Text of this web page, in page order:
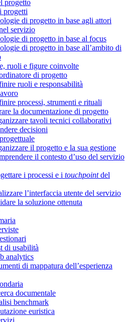
progetto
progetti
di progetto in base agli attori
servizio
di progetto in base al focus
di progetto in base all’ambito di
ruoli e figure coinvolte
di progetto
ruoli e responsabilità
processi, strumenti e rituali
la documentazione di progetto
tavoli tecnici collaborativi
decisioni
il progetto e la sua gestione
il contesto d’uso del servizio
i processi e i touchpointdel
l’interfaccia utente del servizio
la soluzione ottenuta
di usabilità
analytics
di mappatura dell’esperienza
documentale
benchmark
euristica